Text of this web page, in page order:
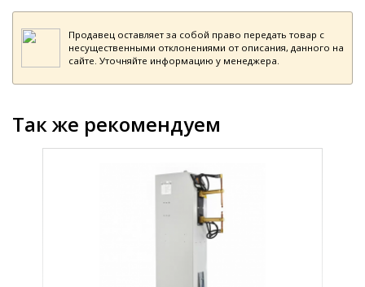
Продавец оставляет за собой право передать товар с
несущественными отклонениями от описания, данного на
сайте. Уточняйте информацию у менеджера.
Так же рекомендуем